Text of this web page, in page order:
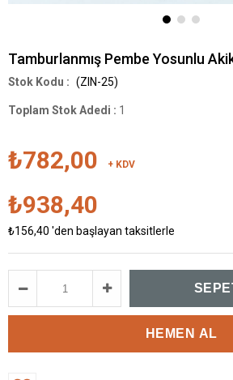
Tamburlanmış Pembe Yosunlu
(ZIN-25)
Toplam Stok Adedi : 1
₺782,00 + KDV
₺938,40
₺156,40 'den başlayan taksitlerle